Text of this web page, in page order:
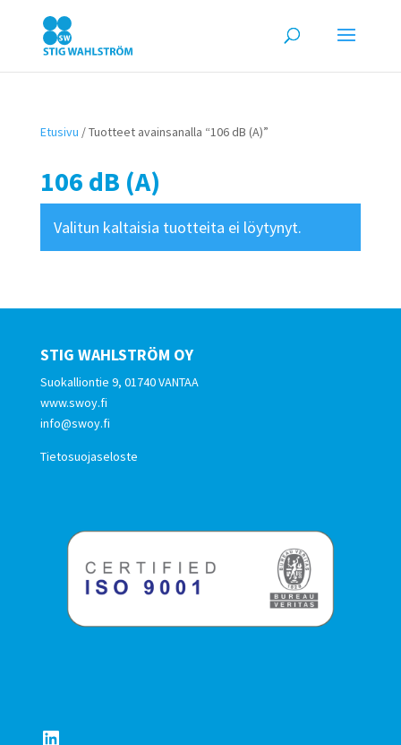
Etusivu / Tuotteet avainsanalla “106 dB (A)”
106 dB (A)
Valitun kaltaisia tuotteita ei löytynyt.
STIG WAHLSTRÖM OY
Suokalliontie 9, 01740 VANTAA
www.swoy.fi
info@swoy.fi
Tietosuojaseloste
LinkedIn